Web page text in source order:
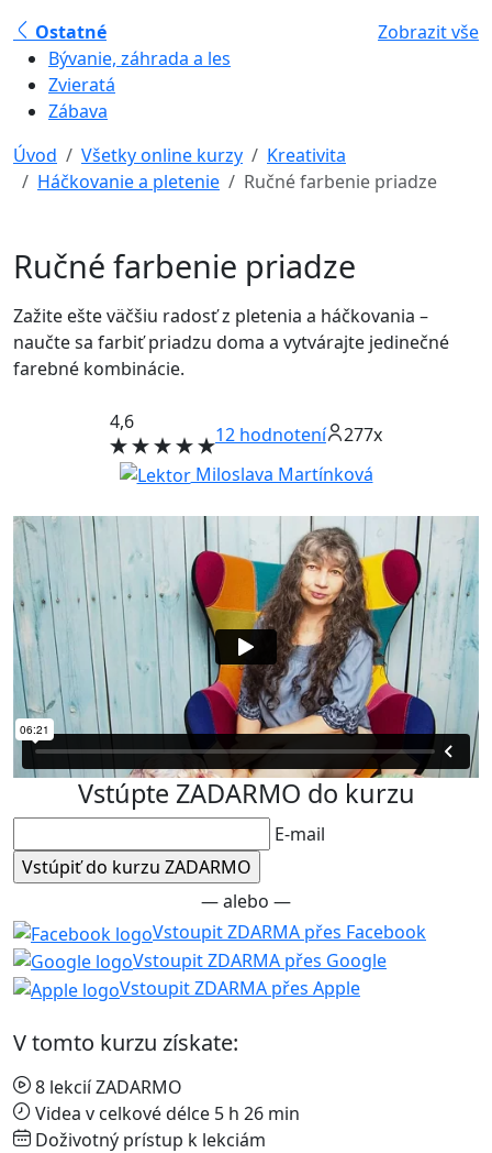
Ostatné
Zobrazit vše
Bývanie, záhrada a les
Zvieratá
Zábava
Úvod
Všetky online kurzy
Kreativita
Háčkovanie a pletenie
Ručné farbenie priadze
Ručné farbenie priadze
Zažite ešte väčšiu radosť z pletenia a háčkovania –
naučte sa farbiť priadzu doma a vytvárajte jedinečné
farebné kombinácie.
4,6
12 hodnotení
277x
Miloslava Martínková
Vstúpte ZADARMO do kurzu
E-mail
— alebo —
Vstoupit ZDARMA přes Facebook
Vstoupit ZDARMA přes Google
Vstoupit ZDARMA přes Apple
V tomto kurzu získate:
8 lekcií ZADARMO
Videa v celkové délce 5 h 26 min
Doživotný prístup k lekciám